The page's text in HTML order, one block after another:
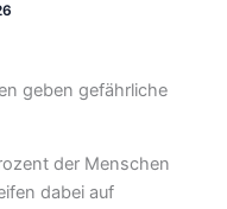
geben gefährliche
der Menschen
dabei auf